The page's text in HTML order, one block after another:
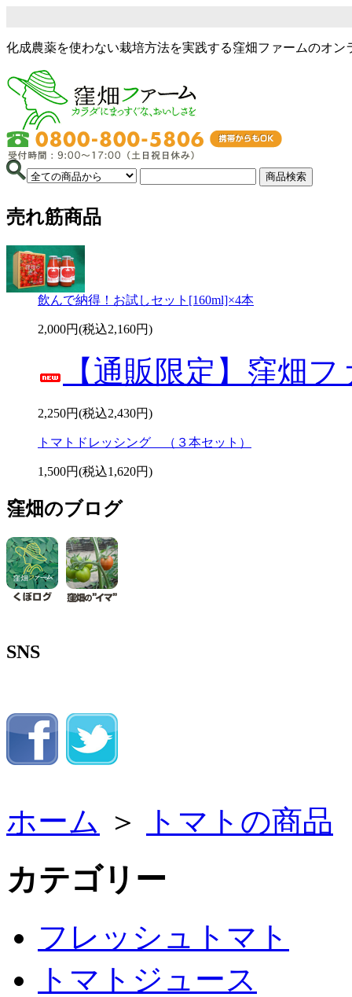
化成農薬を使わない栽培方法を実践する窪畑ファームのオン
売れ筋商品
飲んで納得！お試しセット[160ml]×4本
2,000円(税込2,160円)
【通販限定】窪畑
2,250円(税込2,430円)
トマトドレッシング （３本セット）
1,500円(税込1,620円)
窪畑のブログ
SNS
ホーム ＞ トマトの商品
カテゴリー
フレッシュトマト
トマトジュース